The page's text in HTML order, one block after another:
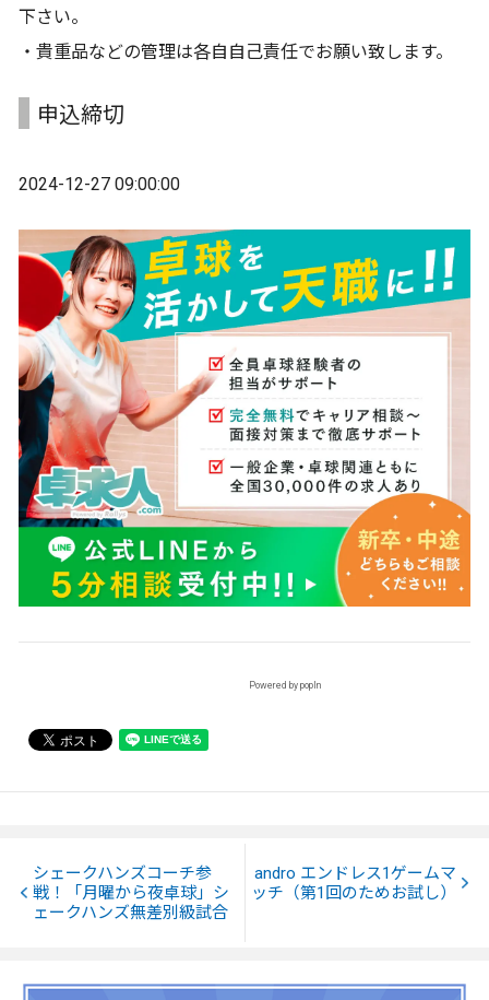
下さい。
・貴重品などの管理は各自自己責任でお願い致します。
申込締切
2024-12-27 09:00:00
Powered by popIn
シェークハンズコーチ参
戦！「月曜から夜卓球」シ
ェークハンズ無差別級試合
andro エンドレス1ゲームマ
ッチ（第1回のためお試し）